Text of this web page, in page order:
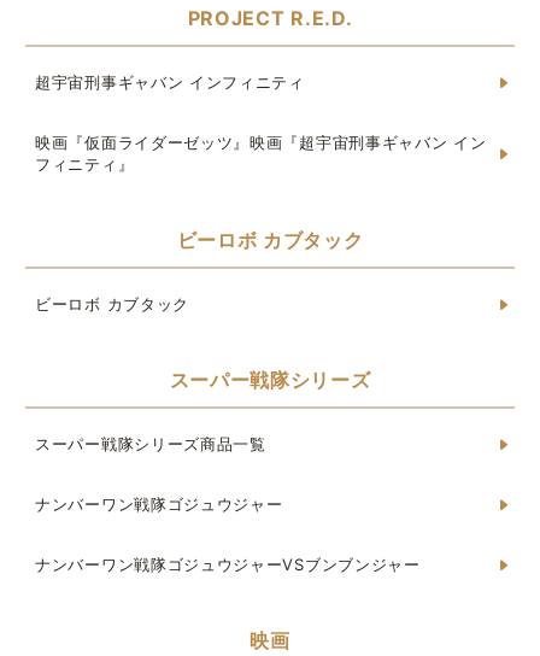
PROJECT R.E.D.
超宇宙刑事ギャバン インフィニティ
映画『仮面ライダーゼッツ』映画『超宇宙刑事ギャバン イン
フィニティ』
ビーロボ カブタック
ビーロボ カブタック
スーパー戦隊シリーズ
スーパー戦隊シリーズ商品一覧
ナンバーワン戦隊ゴジュウジャー
ナンバーワン戦隊ゴジュウジャーVSブンブンジャー
映画